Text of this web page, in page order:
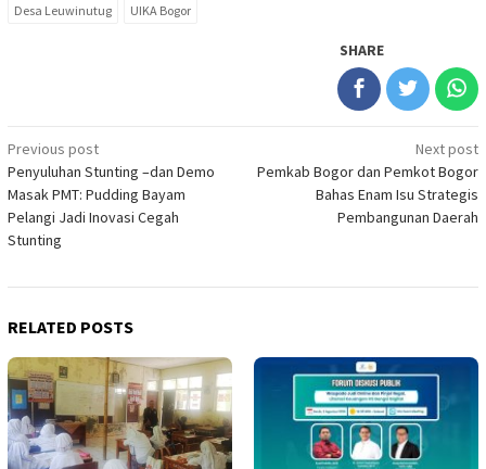
Desa Leuwinutug UIKA Bogor
SHARE
Post
navigation
Previous post
Penyuluhan Stunting –dan Demo
Masak PMT: Pudding Bayam
Pelangi Jadi Inovasi Cegah
Stunting
Next post
Pemkab Bogor dan Pemkot Bogor
Bahas Enam Isu Strategis
Pembangunan Daerah
RELATED POSTS